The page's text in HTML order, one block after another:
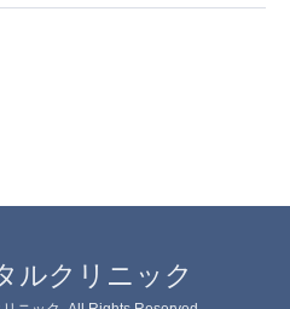
ルクリニック